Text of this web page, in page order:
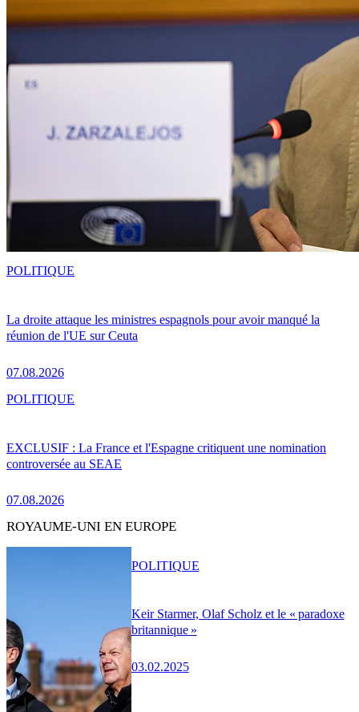
La droite attaque les ministres espagnols pour avoir manqué la
réunion de l'UE sur Ceuta
07.08.2026
POLITIQUE
EXCLUSIF : La France et l'Espagne critiquent une nomination
controversée au SEAE
07.08.2026
POLITIQUE
ROYAUME-UNI EN EUROPE
Keir Starmer, Olaf Scholz et le « paradoxe
britannique »
03.02.2025
POLITIQUE